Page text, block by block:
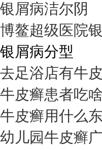
银屑病洁尔阴
博鳌超级医院
银屑病分型
去足浴店有牛
牛皮癣患者吃
牛皮癣用什么
幼儿园牛皮癣